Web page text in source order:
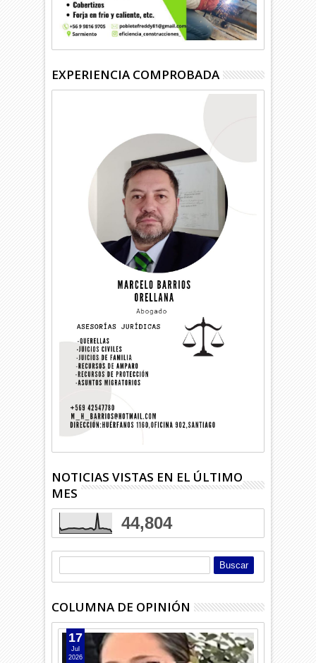
EXPERIENCIA COMPROBADA
NOTICIAS VISTAS EN EL ÚLTIMO
MES
44,804
COLUMNA DE OPINIÓN
17
Jul
2026